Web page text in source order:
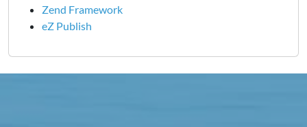
Zend Framework
eZ Publish